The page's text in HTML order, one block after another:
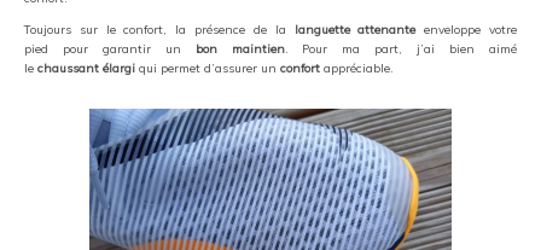
Toujours sur le confort, la présence de la
languette attenanteenveloppe votre
pied pour garantir un
bon maintien. Pour ma part, j’ai bien aimé
le chaussant élargi qui permet d’assurer un confort appréciable.